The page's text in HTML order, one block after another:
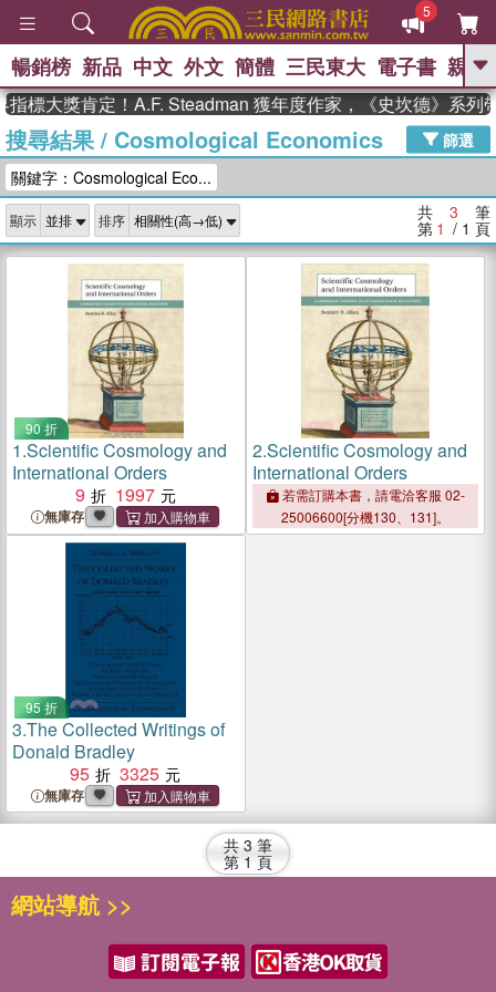
5
GO
熱搜： 東野圭吾 、 高希均教授回憶錄
、 The Odyssey 、 父親節 、 如果歷
獎 臺灣漫遊錄 、 方念華 、 台灣的李
登輝時代
數學女孩：黎曼猜想 、
偉大的迷走神經
暢銷榜 新品 中文 外文 簡體 三民東大 電子書 親子
標大獎肯定！A.F. Steadman 獲年度作家，《史坎德》系列
搜尋結果/ Cosmological Economics
篩選
關鍵字：Cosmological Eco...
顯示 排序 共 3 筆
第 1 / 1 頁
90 折
1.Scientific Cosmology and
International Orders
9
1997
無庫存
2.Scientific Cosmology and
International Orders
若需訂購本書，請電洽客服 02-
25006600[分機130、131]。
95 折
3.The Collected Writings of
Donald Bradley
95
3325
無庫存
共 3 筆
第 1 頁
網站導航 >>